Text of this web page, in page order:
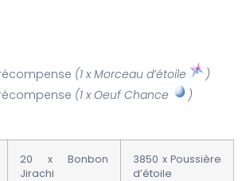
(1 x Morceau d’étoile
)
(1 x Oeuf Chance )
20 x Bonbon
Jirachi
3850 x Poussière
d’étoile